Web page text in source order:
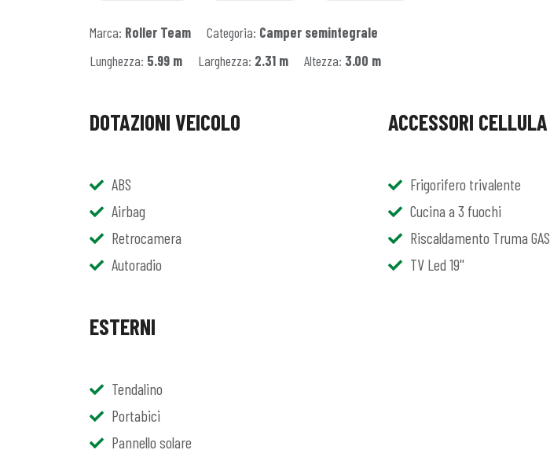
Marca: Roller Team Categoria: Camper semintegrale
Lunghezza: 5.99 m Larghezza: 2.31 m Altezza: 3.00 m
DOTAZIONI VEICOLO
ABS
Airbag
Retrocamera
Autoradio
ACCESSORI CELLULA
Frigorifero trivalente
Cucina a 3 fuochi
Riscaldamento Truma GAS
TV Led 19''
ESTERNI
Tendalino
Portabici
Pannello solare